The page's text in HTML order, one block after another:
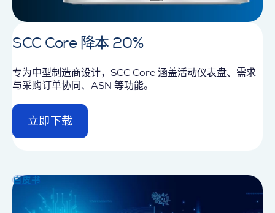
SCC Core 降本 20%
专为中型制造商设计，SCC Core 涵盖活动仪表盘、需求
与采购订单协同、ASN 等功能。
立即下载
d
e
i
白皮书